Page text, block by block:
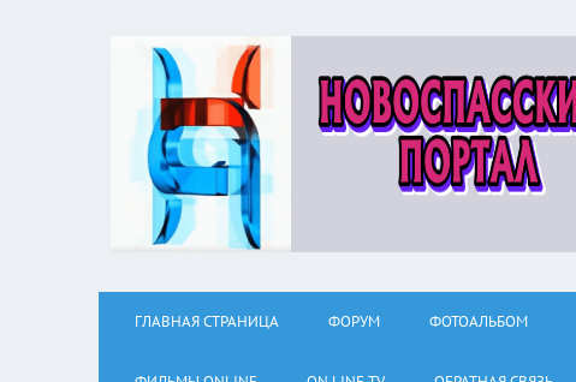
ГЛАВНАЯ СТРАНИЦА ФОРУМ ФОТОАЛЬБОМ